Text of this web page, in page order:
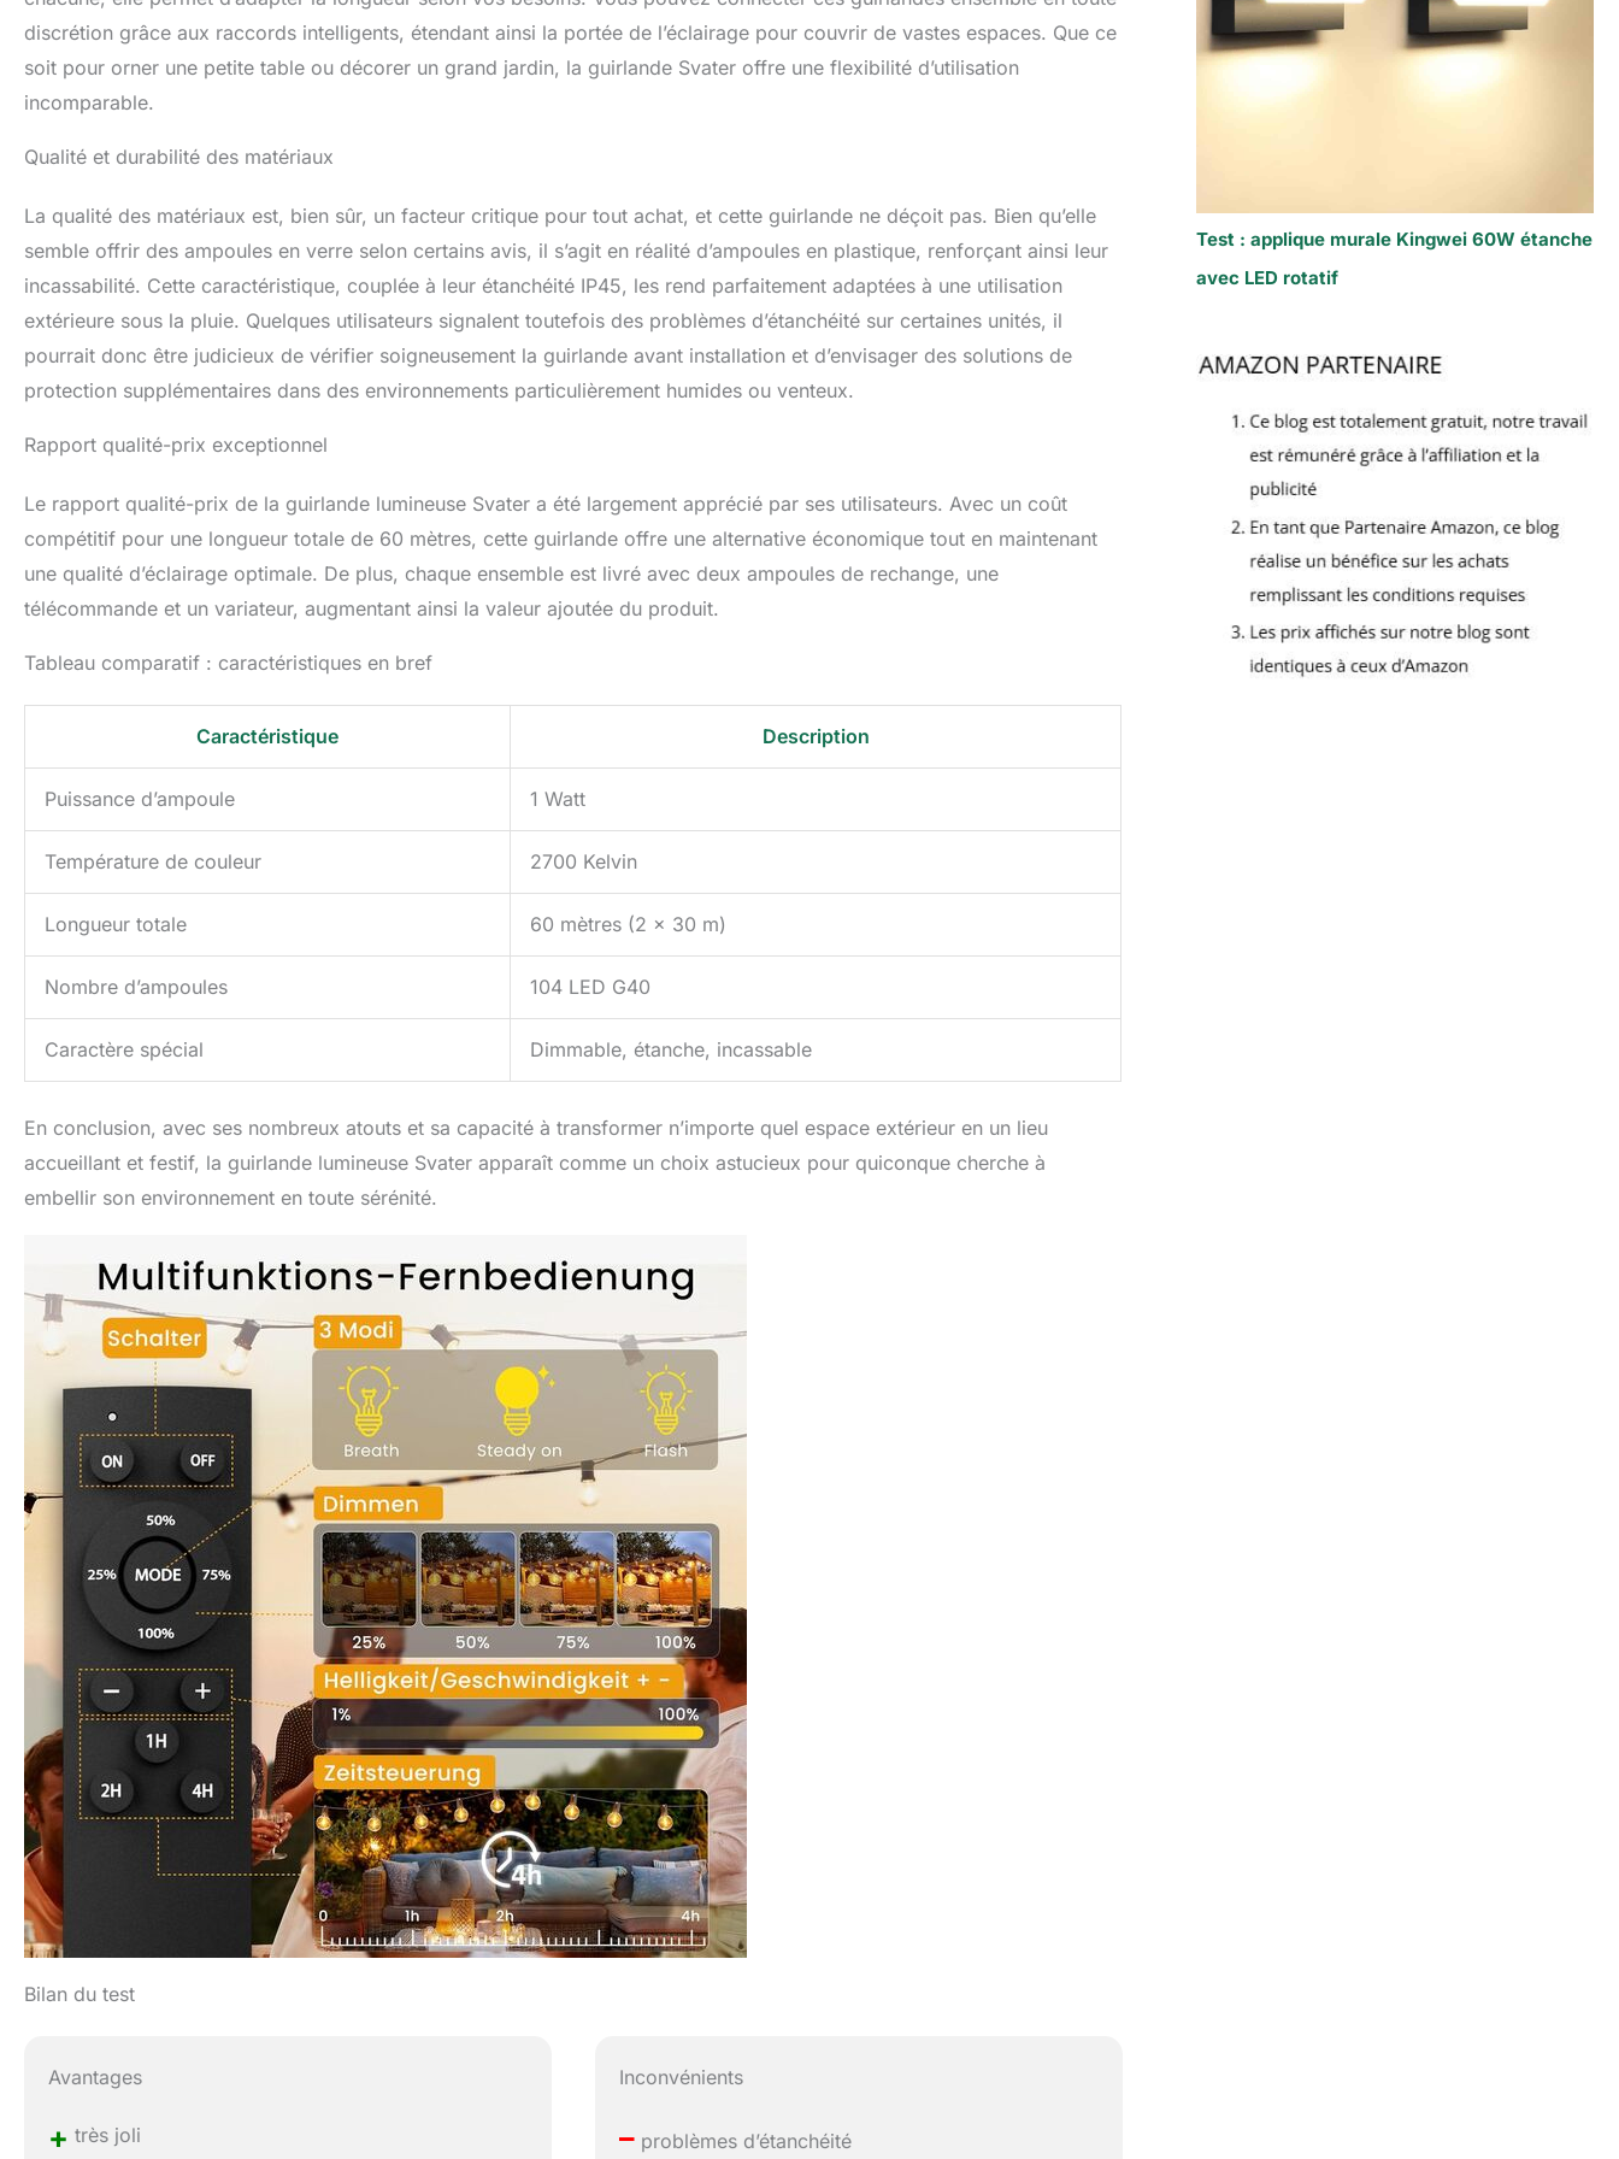
excellent service client.
discrétion grâce aux raccords intelligents, étendant ainsi la portée de l’éclairage pour couvrir de vastes espaces. Que ce
soit pour orner une petite table ou décorer un grand jardin, la guirlande Svater offre une flexibilité d’utilisation
incomparable.
Qualité et durabilité des matériaux
La qualité des matériaux est, bien sûr, un facteur critique pour tout achat, et cette guirlande ne déçoit pas. Bien qu’elle
semble offrir des ampoules en verre selon certains avis, il s’agit en réalité d’ampoules en plastique, renforçant ainsi leur
incassabilité. Cette caractéristique, couplée à leur étanchéité IP45, les rend parfaitement adaptées à une utilisation
extérieure sous la pluie. Quelques utilisateurs signalent toutefois des problèmes d’étanchéité sur certaines unités, il
pourrait donc être judicieux de vérifier soigneusement la guirlande avant installation et d’envisager des solutions de
protection supplémentaires dans des environnements particulièrement humides ou venteux.
Rapport qualité-prix exceptionnel
Le rapport qualité-prix de la guirlande lumineuse Svater a été largement apprécié par ses utilisateurs. Avec un coût
compétitif pour une longueur totale de 60 mètres, cette guirlande offre une alternative économique tout en maintenant
une qualité d’éclairage optimale. De plus, chaque ensemble est livré avec deux ampoules de rechange, une
télécommande et un variateur, augmentant ainsi la valeur ajoutée du produit.
Tableau comparatif : caractéristiques en bref
Caractéristique Description
Puissance d’ampoule 1 Watt
Température de couleur 2700 Kelvin
Longueur totale 60 mètres (2 x 30 m)
Nombre d’ampoules 104 LED G40
Caractère spécial Dimmable, étanche, incassable
En conclusion, avec ses nombreux atouts et sa capacité à transformer n’importe quel espace extérieur en un lieu
accueillant et festif, la guirlande lumineuse Svater apparaît comme un choix astucieux pour quiconque cherche à
embellir son environnement en toute sérénité.
Bilan du test
Avantages
+ très joli
Inconvénients
– problèmes d’étanchéité
Test : applique murale Kingwei 60W étanche
avec LED rotatif